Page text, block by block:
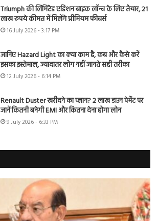
Triumph की लिमिटेड एडिशन बाइक लॉन्च के लिए तैयार, 21
लाख रुपये कीमत में मिलेंगे प्रीमियम फीचर्स
16 July 2026 - 3:17 PM
जानिए Hazard Light का क्या काम है, कब और कैसे करें
इसका इस्तेमाल, ज्यादातर लोग नहीं जानते सही तरीका
12 July 2026 - 6:14 PM
Renault Duster खरीदने का प्लान? 2 लाख डाउन पेमेंट पर
जानें कितनी बनेगी EMI और कितना देना होगा लोन
9 July 2026 - 6:33 PM